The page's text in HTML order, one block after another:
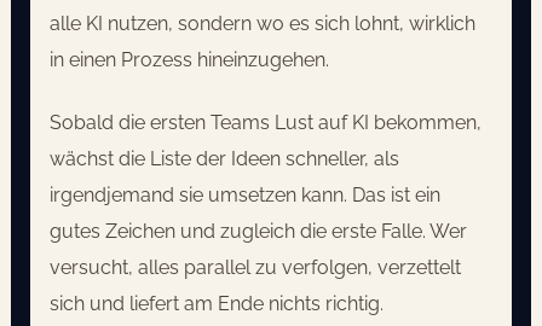
alle KI nutzen, sondern wo es sich lohnt, wirklich
in einen Prozess hineinzugehen.
Sobald die ersten Teams Lust auf KI bekommen,
wächst die Liste der Ideen schneller, als
irgendjemand sie umsetzen kann. Das ist ein
gutes Zeichen und zugleich die erste Falle. Wer
versucht, alles parallel zu verfolgen, verzettelt
sich und liefert am Ende nichts richtig.